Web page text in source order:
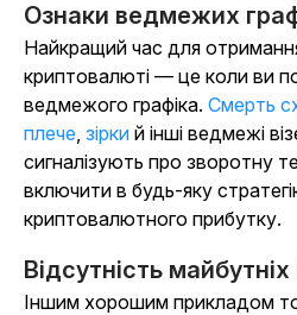
Ознаки ведмежих
Найкращий час для
криптовалюті — це коли ви
ведмежого графіка. Смерть
плече, зірки й інші ведмежі
сигналізують про зворотну
включити в будь-яку
криптовалютного прибутку.
Відсутність
Іншим хорошим прикладом